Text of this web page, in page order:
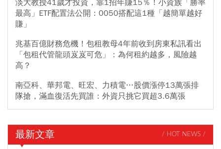
淡大教授41歲才投資，靠1招年賺15％！小資族「勝率
最高」ETF配置法公開：0050搭配這1種「越簡單越好
賺」
兆基百億財務危機！包租教母4年前收到房東私訊看出
「包租代管龍頭岌岌可危」：為何租約越多，風險越
高？
南亞科、華邦電、旺宏、力積電…股價漲停13萬張排
隊搶，滿血復活先買誰：外資只挑它買超3.6萬張
最新文章 / HOT NEWS /